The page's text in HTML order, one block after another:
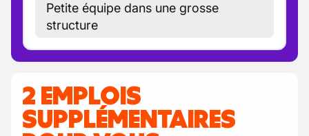
Petite équipe dans une grosse
structure
2 EMPLOIS
SUPPLÉMENTAIRES